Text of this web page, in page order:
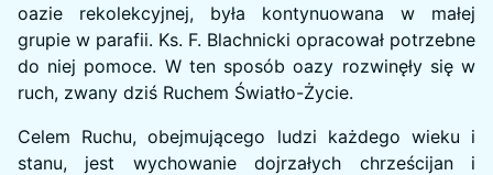
oazie rekolekcyjnej, była kontynuowana w małej
grupie w parafii. Ks. F. Blachnicki opracował potrzebne
do niej pomoce. W ten sposób oazy rozwinęły się w
ruch, zwany dziś Ruchem Światło-Życie.
Celem Ruchu, obejmującego ludzi każdego wieku i
stanu, jest wychowanie dojrzałych chrześcijan i